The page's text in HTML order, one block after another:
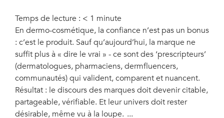
Temps de lecture : < 1 minute
En dermo-cosmétique, la confiance n’est pas un bonus
: c’est le produit. Sauf qu’aujourd’hui, la marque ne
suffit plus à « dire le vrai » - ce sont des ‘prescripteurs’
(dermatologues, pharmaciens, dermfluencers,
communautés) qui valident, comparent et nuancent.
Résultat : le discours des marques doit devenir citable,
partageable, vérifiable. Et leur univers doit rester
désirable, même vu à la loupe.